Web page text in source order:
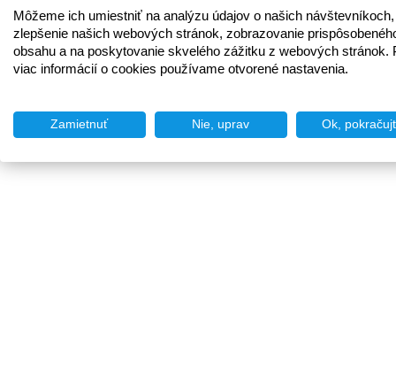
Môžeme ich umiestniť na analýzu údajov o našich
zlepšenie našich webových stránok, zobrazovanie
obsahu a na poskytovanie skvelého zážitku z webových stránok.
viac informácií o cookies používame otvorené nastavenia.
Zamietnuť Nie, uprav Ok,